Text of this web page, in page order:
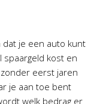
je een auto kunt
kost en
eerst jaren
je aan toe bent
welk bedrag er